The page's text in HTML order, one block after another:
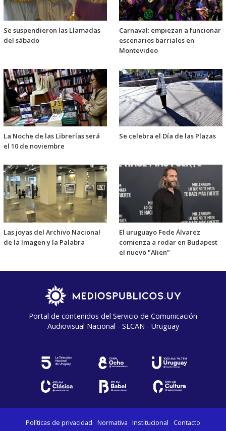
Se suspendieron las Llamadas
del sábado
Carnaval: empiezan a funcionar
escenarios barriales en
Montevideo
La Noche de las Librerías será
el 10 de noviembre
Se celebra el Día de las Plazas
Las joyas del Archivo Nacional
de la Imagen y la Palabra
El uruguayo Fede Álvarez
comienza a rodar en Budapest
el nuevo "Alien"
Portal de contenidos del Servicio de Comunicación
Audiovisual Nacional - SECAN - Uruguay
Políticas de privacidad Normativa Institucional Contacto